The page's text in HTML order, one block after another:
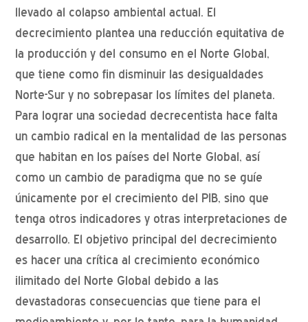
llevado al colapso ambiental actual. El
decrecimiento plantea una reducción equitativa de
la producción y del consumo en el Norte Global,
que tiene como fin disminuir las desigualdades
Norte-Sur y no sobrepasar los límites del planeta.
Para lograr una sociedad decrecentista hace falta
un cambio radical en la mentalidad de las personas
que habitan en los países del Norte Global, así
como un cambio de paradigma que no se guíe
únicamente por el crecimiento del PIB, sino que
tenga otros indicadores y otras interpretaciones de
desarrollo. El objetivo principal del decrecimiento
es hacer una crítica al crecimiento económico
ilimitado del Norte Global debido a las
devastadoras consecuencias que tiene para el